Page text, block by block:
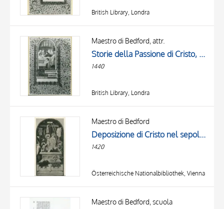
British Library, Londra
Maestro di Bedford, attr.
Storie della Passione di Cristo, Deposizione di Cristo nel sepolcro, Iniziale D, Iniziale E, Iniziale decorata, Cornice con motivi decorativi fitomorfi
1440
British Library, Londra
Maestro di Bedford
Deposizione di Cristo nel sepolcro
1420
Österreichische Nationalbibliothek, Vienna
Maestro di Bedford, scuola